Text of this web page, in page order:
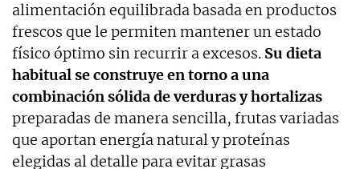
alimentación equilibrada basada en productos
frescos que le permiten mantener un estado
físico óptimo sin recurrir a excesos. Su dieta
habitual se construye en torno a una
combinación sólida de verduras y hortalizas
preparadas de manera sencilla, frutas variadas
que aportan energía natural y proteínas
elegidas al detalle para evitar grasas